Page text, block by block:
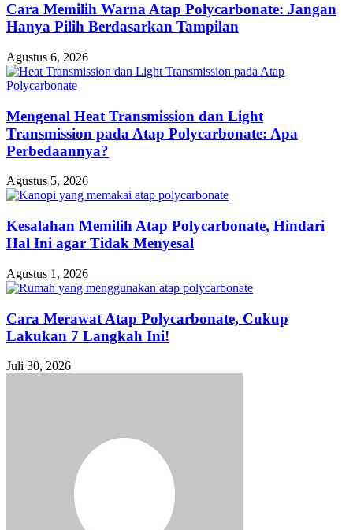
Cara Memilih Warna Atap Polycarbonate: Jangan
Hanya Pilih Berdasarkan Tampilan
Agustus 6, 2026
Mengenal Heat Transmission dan Light
Transmission pada Atap Polycarbonate: Apa
Perbedaannya?
Agustus 5, 2026
Kesalahan Memilih Atap Polycarbonate, Hindari
Hal Ini agar Tidak Menyesal
Agustus 1, 2026
Cara Merawat Atap Polycarbonate, Cukup
Lakukan 7 Langkah Ini!
Juli 30, 2026